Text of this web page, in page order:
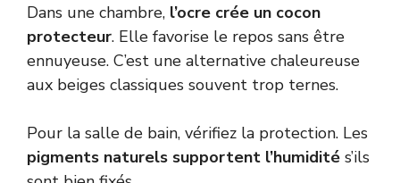
Dans une chambre, l’ocre crée un cocon
protecteur. Elle favorise le repos sans être
ennuyeuse. C’est une alternative chaleureuse
aux beiges classiques souvent trop ternes.
Pour la salle de bain, vérifiez la protection. Les
pigments naturels supportent l’humidité s’ils